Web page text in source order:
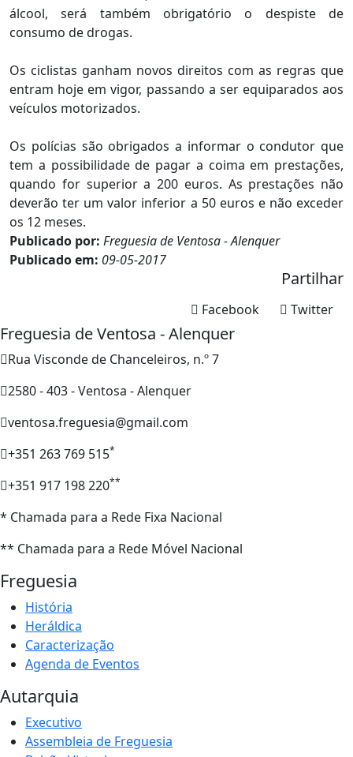
álcool, será também obrigatório o despiste de
consumo de drogas.
Os ciclistas ganham novos direitos com as regras que
entram hoje em vigor, passando a ser equiparados aos
veículos motorizados.
Os polícias são obrigados a informar o condutor que
tem a possibilidade de pagar a coima em prestações,
quando for superior a 200 euros. As prestações não
deverão ter um valor inferior a 50 euros e não exceder
os 12 meses.
Publicado por: Freguesia de Ventosa - Alenquer
Publicado em: 09-05-2017
Partilhar
Twitter
Facebook
Freguesia de Ventosa - Alenquer
Rua Visconde de Chanceleiros, n.º 7
2580 - 403 - Ventosa - Alenquer
ventosa.freguesia@gmail.com
+351 263 769 515*
+351 917 198 220**
* Chamada para a Rede Fixa Nacional
** Chamada para a Rede Móvel Nacional
Freguesia
História
Heráldica
Caracterização
Agenda de Eventos
Autarquia
Executivo
Assembleia de Freguesia